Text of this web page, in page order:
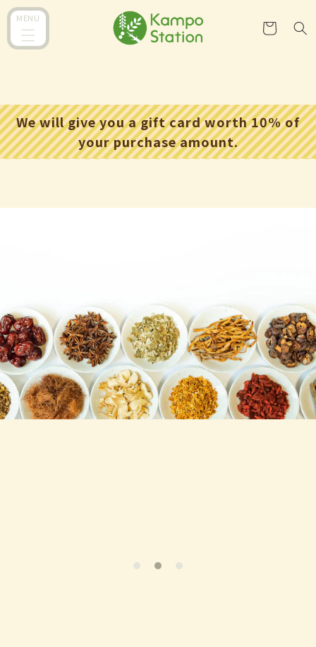
跳到内
容
MENU
物
We will give you a gift card worth 10% of
your purchase amount.